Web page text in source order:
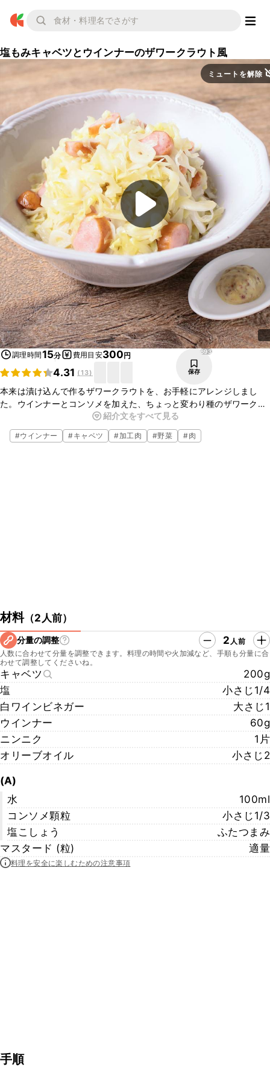
塩もみキャベツとウインナーのザワークラウト風
ミュートを解除
調理時間15分 費用目安300円
4.31 (13)
693
保存
本来は漬け込んで作るザワークラウトを、お手軽にアレンジしまし
た。ウインナーとコンソメを加えた、ちょっと変わり種のザワークラ
ウト風のキャベツの煮物です。メイン料理の付け合わせにもぴったり
の一品ですよ。漬け込む手間もなく、すぐに食べられるので、ぜひお
試しくださいね。
紹介文をすべて見る
#ウインナー #キャベツ #加工肉 #野菜 #肉
材料（2人前）
分量の調整 2 人前
人数に合わせて分量を調整できます。料理の時間や火加減など、手順も分量に合
わせて調整してくださいね。
キャベツ
200g
塩
小さじ1/4
白ワインビネガー
大さじ1
ウインナー
60g
ニンニク
1片
オリーブオイル
小さじ2
(A)
水
100ml
コンソメ顆粒
小さじ1/3
塩こしょう
ふたつまみ
マスタード (粒)
適量
料理を安全に楽しむための注意事項
手順